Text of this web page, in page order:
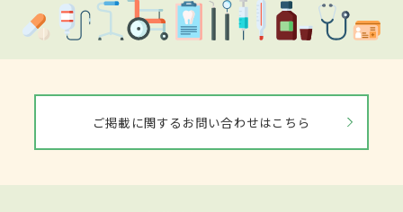
ご掲載に関するお問い合わせはこちら